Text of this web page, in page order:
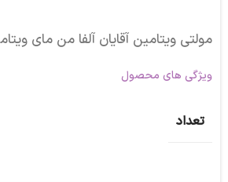
مولتی ویتامین آقایان آلفا من مای ویتامین ۱۲۰
ویژگی های محصول
تعداد